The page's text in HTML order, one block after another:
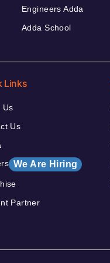
Engineers Adda
Adda School
Links
Us
Us
We Are Hiring
Partner